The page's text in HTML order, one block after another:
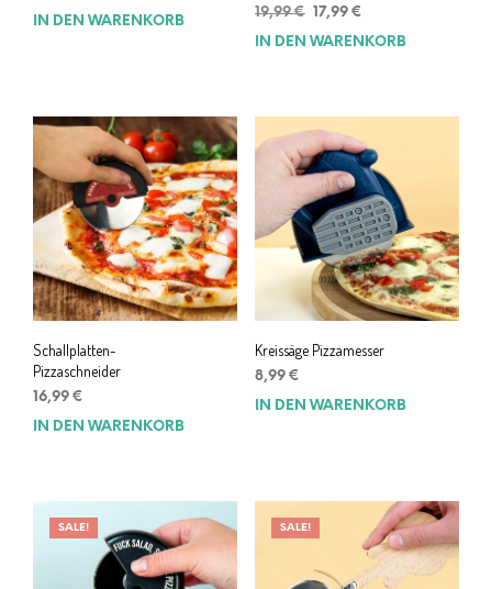
IN DEN WARENKORB
19,99€ Ursprünglicher
Preis
17,99 €Aktueller
Preis
IN DEN WARENKORB
Schallplatten-
Pizzaschneider
16,99 €
IN DEN WARENKORB
Kreissäge Pizzamesser
8,99 €
IN DEN WARENKORB
SALE! SALE!